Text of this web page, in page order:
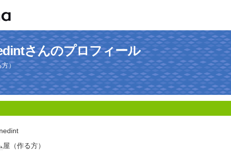
さんのプロフィール
）
屋（作る方）